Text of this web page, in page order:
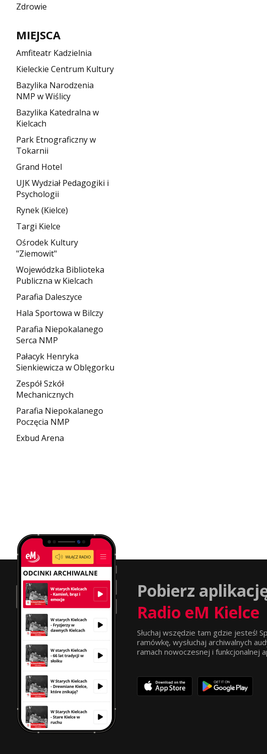
Zdrowie
MIEJSCA
Amfiteatr Kadzielnia
Kieleckie Centrum Kultury
Bazylika Narodzenia
NMP w Wiślicy
Bazylika Katedralna w
Kielcach
Park Etnograficzny w
Tokarnii
Grand Hotel
UJK Wydział Pedagogiki i
Psychologii
Rynek (Kielce)
Targi Kielce
Ośrodek Kultury
"Ziemowit"
Wojewódzka Biblioteka
Publiczna w Kielcach
Parafia Daleszyce
Hala Sportowa w Bilczy
Parafia Niepokalanego
Serca NMP
Pałacyk Henryka
Sienkiewicza w Oblęgorku
Zespół Szkół
Mechanicznych
Parafia Niepokalanego
Poczęcia NMP
Exbud Arena
Pobierz
Radio eM Kielce
Słuchaj wszędzie tam gdzie jesteś!
ramówkę, wysłuchaj archiwalnych
ramach nowoczesnej i funkcjonalnej